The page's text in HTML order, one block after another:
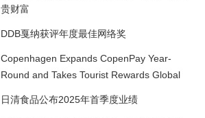
贵财富
DDB戛纳获评年度最佳网络奖
Copenhagen Expands CopenPay Year-
Round and Takes Tourist Rewards Global
日清食品公布2025年首季度业绩